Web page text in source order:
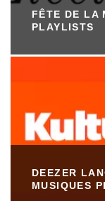
FÊTE DE LA
PLAYLISTS
DEEZER
MUSIQUES